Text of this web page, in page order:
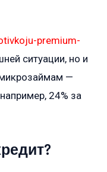
premium-
ситуации, но и
—
24% за